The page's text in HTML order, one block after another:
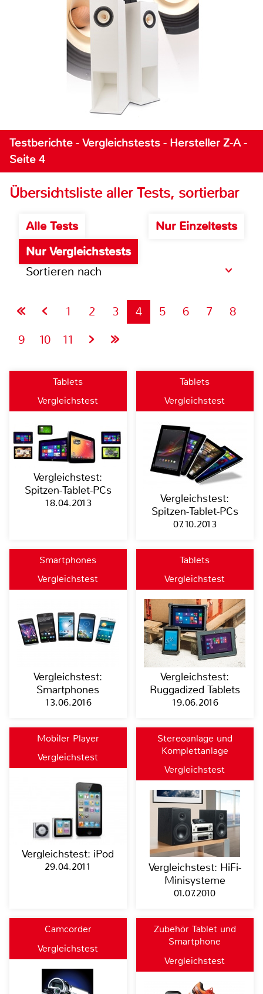
Testberichte - Vergleichstests - Hersteller Z-A -
Seite 4
Übersichtsliste aller Tests, sortierbar
Alle Tests
Nur Einzeltests
Nur Vergleichstests
Sortieren nach
1 2 3 4 5 6 7
8
9
10 11
Tablets
Vergleichstest
Vergleichstest:
Spitzen-Tablet-PCs
18.04.2013
Tablets
Vergleichstest
Vergleichstest:
Spitzen-Tablet-PCs
07.10.2013
Smartphones
Vergleichstest
Vergleichstest:
Smartphones
13.06.2016
Tablets
Vergleichstest
Vergleichstest:
Ruggadized Tablets
19.06.2016
Mobiler Player
Vergleichstest
Vergleichstest: iPod
29.04.2011
Stereoanlage und
Komplettanlage
Vergleichstest
Vergleichstest: HiFi-
Minisysteme
01.07.2010
Camcorder
Vergleichstest
Zubehör Tablet und
Smartphone
Vergleichstest